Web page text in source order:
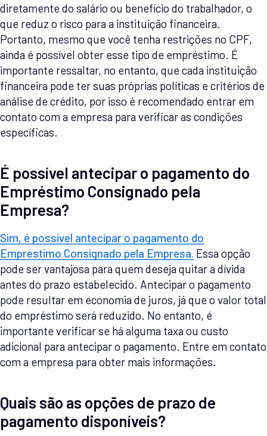
diretamente do salário ou benefício do trabalhador, o
que reduz o risco para a instituição financeira.
Portanto, mesmo que você tenha restrições no CPF,
ainda é possível obter esse tipo de empréstimo. É
importante ressaltar, no entanto, que cada instituição
financeira pode ter suas próprias políticas e critérios de
análise de crédito, por isso é recomendado entrar em
contato com a empresa para verificar as condições
específicas.
É possível antecipar o pagamento do
Empréstimo Consignado pela
Empresa?
Sim, é possível antecipar o pagamento do
Empréstimo Consignado pela Empresa. Essa opção
pode ser vantajosa para quem deseja quitar a dívida
antes do prazo estabelecido. Antecipar o pagamento
pode resultar em economia de juros, já que o valor total
do empréstimo será reduzido. No entanto, é
importante verificar se há alguma taxa ou custo
adicional para antecipar o pagamento. Entre em contato
com a empresa para obter mais informações.
Quais são as opções de prazo de
pagamento disponíveis?